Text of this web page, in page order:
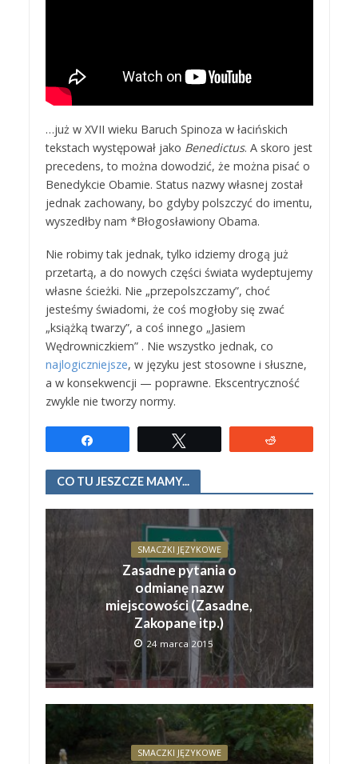
…już w XVII wieku Baruch Spinoza w łacińskich
tekstach występował jako Benedictus. A skoro jest
precedens, to można dowodzić, że można pisać o
Benedykcie Obamie. Status nazwy własnej został
jednak zachowany, bo gdyby polszczyć do imentu,
wyszedłby nam *Błogosławiony Obama.
Nie robimy tak jednak, tylko idziemy drogą już
przetartą, a do nowych części świata wydeptujemy
własne ścieżki. Nie „przepolszczamy”, choć
jesteśmy świadomi, że coś mogłoby się zwać
„książką twarzy”, a coś innego „Jasiem
Wędrowniczkiem” . Nie wszystko jednak, co
najlogiczniejsze, w języku jest stosowne i słuszne,
a w konsekwencji — poprawne. Ekscentryczność
zwykle nie tworzy normy.
CO TU JESZCZE MAMY...
SMACZKI JĘZYKOWE
Zasadne pytania o
odmianę nazw
miejscowości (Zasadne,
Zakopane itp.)
24 marca 2015
SMACZKI JĘZYKOWE